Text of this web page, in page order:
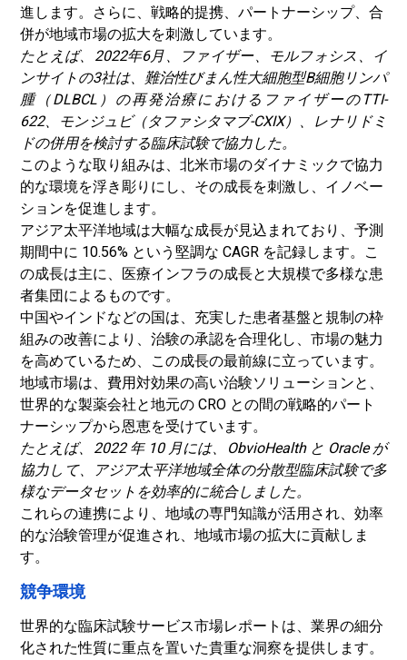
進します。さらに、戦略的提携、パートナーシップ、合
併が地域市場の拡大を刺激しています。
たとえば、2022年6月、ファイザー、モルフォシス、イ
ンサイトの3社は、難治性びまん性大細胞型B細胞リンパ
腫（DLBCL）の再発治療におけるファイザーのTTI-
622、モンジュビ（タファシタマブ-CXIX）、レナリドミ
ドの併用を検討する臨床試験で協力した。
このような取り組みは、北米市場のダイナミックで協力
的な環境を浮き彫りにし、その成長を刺激し、イノベー
ションを促進します。
アジア太平洋地域は大幅な成長が見込まれており、予測
期間中に 10.56% という堅調な CAGR を記録します。こ
の成長は主に、医療インフラの成長と大規模で多様な患
者集団によるものです。
中国やインドなどの国は、充実した患者基盤と規制の枠
組みの改善により、治験の承認を合理化し、市場の魅力
を高めているため、この成長の最前線に立っています。
地域市場は、費用対効果の高い治験ソリューションと、
世界的な製薬会社と地元の CRO との間の戦略的パート
ナーシップから恩恵を受けています。
たとえば、2022 年 10 月には、ObvioHealth と Oracle が
協力して、アジア太平洋地域全体の分散型臨床試験で多
様なデータセットを効率的に統合しました。
これらの連携により、地域の専門知識が活用され、効率
的な治験管理が促進され、地域市場の拡大に貢献しま
す。
競争環境
世界的な臨床試験サービス市場レポートは、業界の細分
化された性質に重点を置いた貴重な洞察を提供します。